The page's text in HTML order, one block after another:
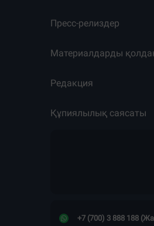
Пресс-релиздер
Материалдарды
Редакция
Құпиялылық саясаты
+7 (700) 3 888 188